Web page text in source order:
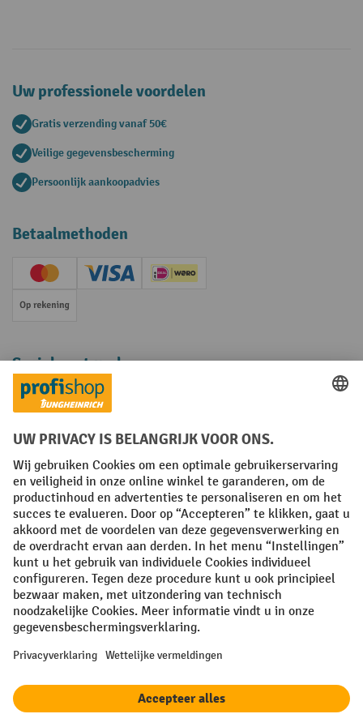
Uw professionele voordelen
Gratis verzending vanaf 50€
Veilige gegevensbescherming
Persoonlijk aankoopadvies
Betaalmethoden
Creditcard (Master)Creditcard (Visa)iDEAL | Wero
Op rekening
Sociale netwerken
Facebook
YouTube
LinkedInInstagram
Algemene leveringsvoorwaarden Copyright
Privacyverklaring Privacy Instellingen
All prices excl. VAT plusshipping costs and possible delivery charges,
if not stated otherwise.
¹ De korting is geldig zolang de voorraad strekt. De korting is niet van
toepassing op speciale prijzen. Een combinatie met andere
procentuele kortingen of vouchers is niet mogelijk. | ² De korting
nieuwsbrief. De voucher is 10 dagen geldig en kan online worden
korting varieert per productcategorie en is maximaal 10%. Elektrische
pallettrucks, elektrische stapelaars, elektrische heftrucks en